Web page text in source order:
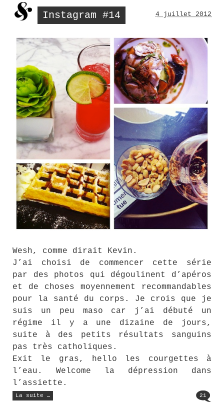
Instagram #14 4 juillet 2012
Wesh, comme dirait Kevin.
J’ai choisi de commencer cette série
par des photos qui dégoulinent d’apéros
et de choses moyennement recommandables
pour la santé du corps. Je crois que je
suis un peu maso car j’ai débuté un
régime il y a une dizaine de jours,
suite à des petits résultats sanguins
pas très catholiques.
Exit le gras, hello les courgettes à
l’eau. Welcome la dépression dans
l’assiette.
La suite …
« Instagram
#14 »
21